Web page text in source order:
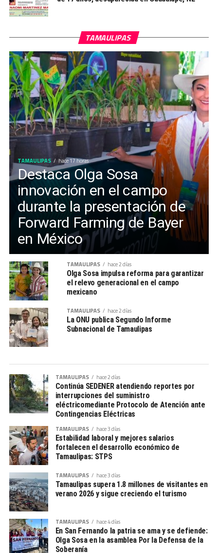
TAMAULIPAS
TAMAULIPAS hace 17 horas
Destaca Olga Sosa
innovación en el campo
durante la presentación de
Forward Farming de Bayer
en México
TAMAULIPAS hace 2 días
Olga Sosa impulsa reforma para garantizar
el relevo generacional en el campo
mexicano
TAMAULIPAS hace 2 días
La ONU publica Segundo Informe
Subnacional de Tamaulipas
TAMAULIPAS hace 2 días
Continúa SEDENER atendiendo reportes por
interrupciones del suministro
eléctricomediante Protocolo de Atención ante
Contingencias Eléctricas
TAMAULIPAS hace 3 días
Estabilidad laboral y mejores salarios
fortalecen el desarrollo económico de
Tamaulipas: STPS
TAMAULIPAS hace 3 días
Tamaulipas supera 1.8 millones de visitantes en
verano 2026 y sigue creciendo el turismo
TAMAULIPAS hace 4 días
En San Fernando la patria se ama y se defiende:
Olga Sosa en la asamblea Por la Defensa de la
Soberanía